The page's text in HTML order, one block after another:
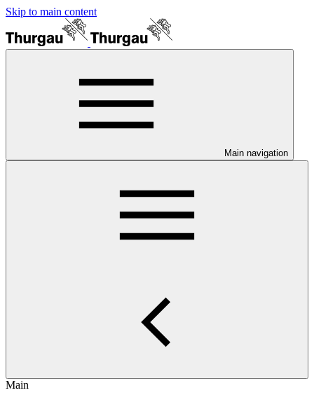
Skip to main content
Main navigation
Main